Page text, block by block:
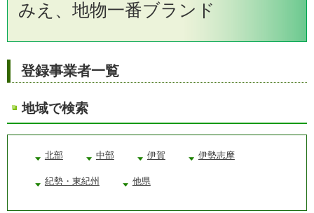
みえ、地物一番ブランド
登録事業者一覧
地域で検索
北部 中部 伊賀 伊勢志摩
紀勢・東紀州 他県